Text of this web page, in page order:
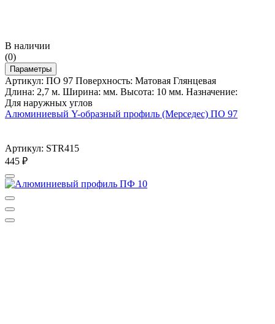
В наличии
(0)
Параметры
Артикул: ПО 97 Поверхность: Матовая Глянцевая
Длина: 2,7 м. Ширина: мм. Высота: 10 мм. Назначение:
Для наружных углов
Алюминиевый Y-образный профиль (Мерседес) ПО 97
Артикул: STR415
445 ₽